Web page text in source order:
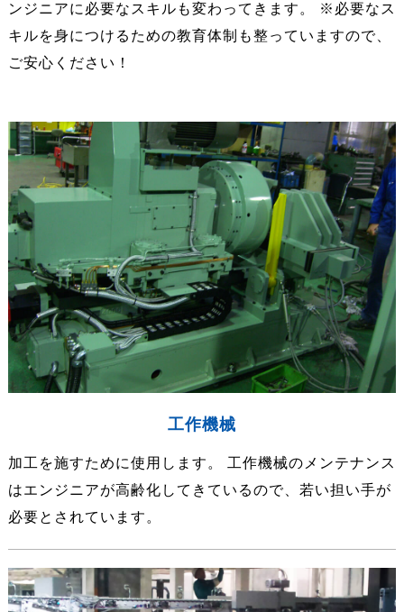
ンジニアに必要なスキルも変わってきます。 ※必要なス
キルを身につけるための教育体制も整っていますので、
ご安心ください！
工作機械
加工を施すために使用します。 工作機械のメンテナンス
はエンジニアが高齢化してきているので、若い担い手が
必要とされています。